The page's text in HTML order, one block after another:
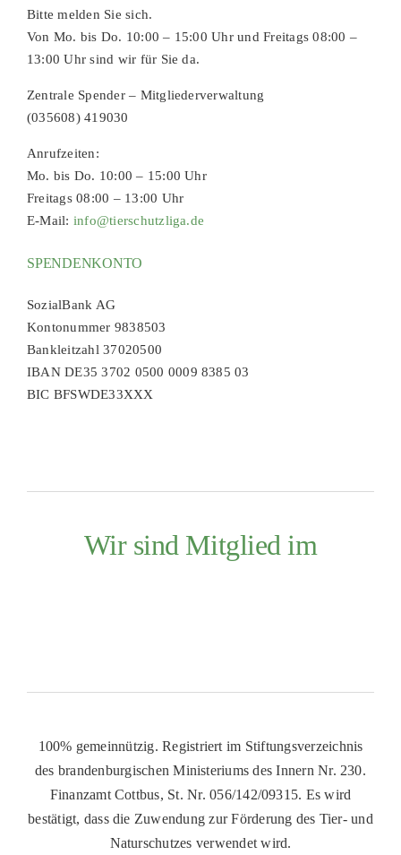
Bitte melden Sie sich.
Von Mo. bis Do. 10:00 – 15:00 Uhr und Freitags 08:00 –
13:00 Uhr sind wir für Sie da.
Zentrale Spender – Mitgliederverwaltung
(035608) 419030
Anrufzeiten:
Mo. bis Do. 10:00 – 15:00 Uhr
Freitags 08:00 – 13:00 Uhr
E-Mail: info@tierschutzliga.de
SPENDENKONTO
SozialBank AG
Kontonummer 9838503
Bankleitzahl 37020500
IBAN DE35 3702 0500 0009 8385 03
BIC BFSWDE33XXX
Wir sind Mitglied im
100% gemeinnützig. Registriert im Stiftungsverzeichnis
des brandenburgischen Ministeriums des Innern Nr. 230.
Finanzamt Cottbus, St. Nr. 056/142/09315. Es wird
bestätigt, dass die Zuwendung zur Förderung des Tier- und
Naturschutzes verwendet wird.